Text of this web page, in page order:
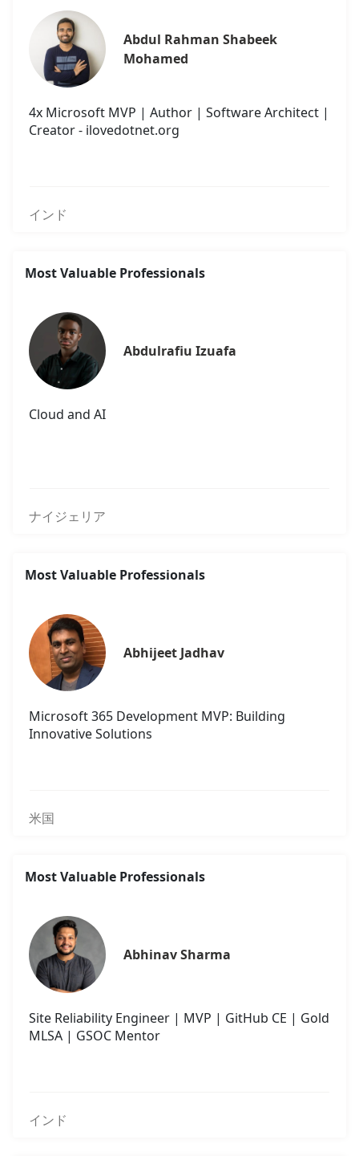
Abdul Rahman Shabeek
Mohamed
4x Microsoft MVP | Author | Software Architect |
Creator - ilovedotnet.org
インド
Most Valuable Professionals
Abdulrafiu Izuafa
Cloud and AI
ナイジェリア
Most Valuable Professionals
Abhijeet Jadhav
Microsoft 365 Development MVP: Building
Innovative Solutions
米国
Most Valuable Professionals
Abhinav Sharma
Site Reliability Engineer | MVP | GitHub CE | Gold
MLSA | GSOC Mentor
インド